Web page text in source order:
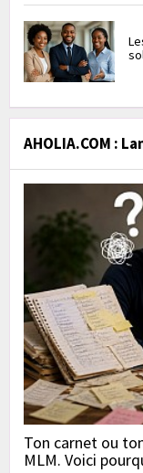
AHOLIA.COM :
Ton carnet ou
MLM. Voici